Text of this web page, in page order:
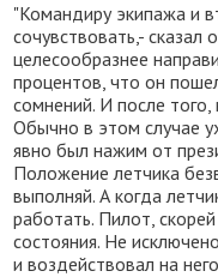
"Командиру экипажа и
сочувствовать,- сказал
целесообразнее
процентов, что он
сомнений. И после
Обычно в этом случае
явно был нажим от
Положение летчика
выполняй. А когда
работать. Пилот,
состояния. Не
и воздействовал на